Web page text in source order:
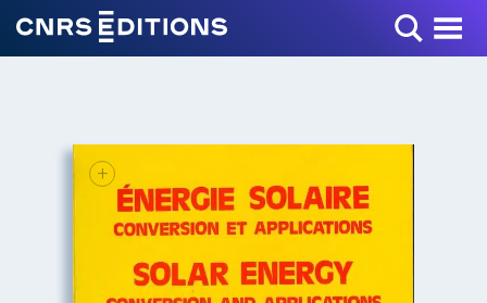
Toggle Menu
+